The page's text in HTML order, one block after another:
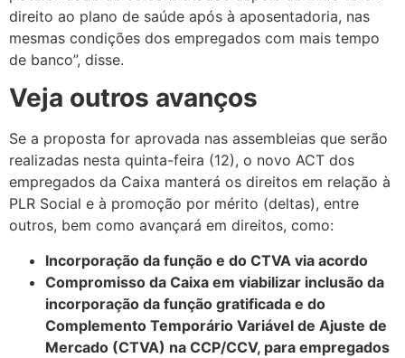
direito ao plano de saúde após à aposentadoria, nas
mesmas condições dos empregados com mais tempo
de banco”, disse.
Veja outros avanços
Se a proposta for aprovada nas assembleias que serão
realizadas nesta quinta-feira (12), o novo ACT dos
empregados da Caixa manterá os direitos em relação à
PLR Social e à promoção por mérito (deltas), entre
outros, bem como avançará em direitos, como:
Incorporação da função e do CTVA via acordo
Compromisso da Caixa em viabilizar inclusão da
incorporação da função gratificada e do
Complemento Temporário Variável de Ajuste de
Mercado (CTVA) na CCP/CCV, para empregados